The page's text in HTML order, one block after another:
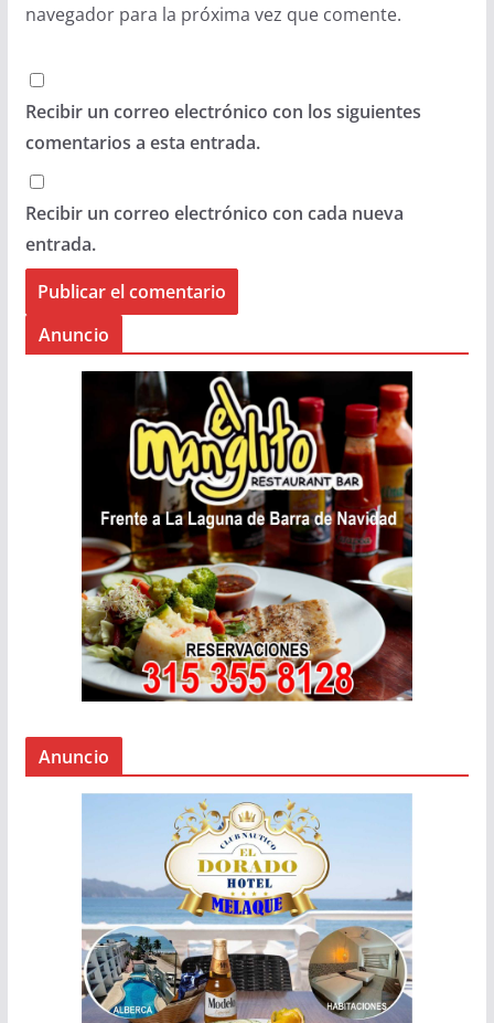
navegador para la próxima vez que comente.
Recibir un correo electrónico con los siguientes
comentarios a esta entrada.
Recibir un correo electrónico con cada nueva
entrada.
Anuncio
Anuncio